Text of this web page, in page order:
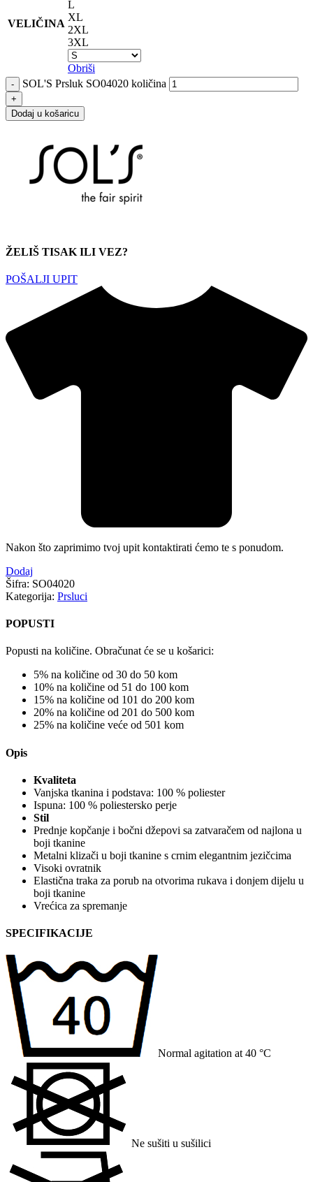
VELIČINA
L
XL
2XL
3XL
Obriši
SOL'S Prsluk SO04020 količina
Dodaj u košaricu
ŽELIŠ TISAK ILI VEZ?
POŠALJI UPIT
Nakon što zaprimimo tvoj upit kontaktirati ćemo te s ponudom.
Dodaj
Šifra: SO04020
Kategorija: Prsluci
POPUSTI
Popusti na količine. Obračunat će se u košarici:
5% na količine od 30 do 50 kom
10% na količine od 51 do 100 kom
15% na količine od 101 do 200 kom
20% na količine od 201 do 500 kom
25% na količine veće od 501 kom
Opis
Kvaliteta
Vanjska tkanina i podstava: 100 % poliester
Ispuna: 100 % poliestersko perje
Stil
Prednje kopčanje i bočni džepovi sa zatvaračem od najlona u
boji tkanine
Metalni klizači u boji tkanine s crnim elegantnim jezičcima
Visoki ovratnik
Elastična traka za porub na otvorima rukava i donjem dijelu u
boji tkanine
Vrećica za spremanje
SPECIFIKACIJE
Normal agitation at 40 °C
Ne sušiti u sušilici